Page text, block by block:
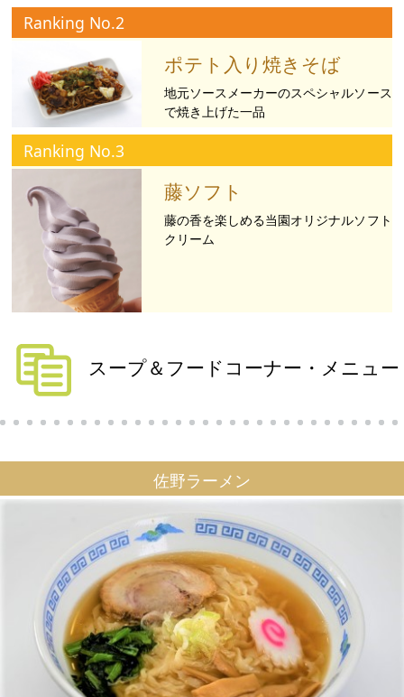
Ranking No.2
ポテト入り焼きそば
地元ソースメーカーのスペシャルソース
で焼き上げた一品
Ranking No.3
藤ソフト
藤の香を楽しめる当園オリジナルソフト
クリーム
スープ＆フードコーナー・メニュー
佐野ラーメン